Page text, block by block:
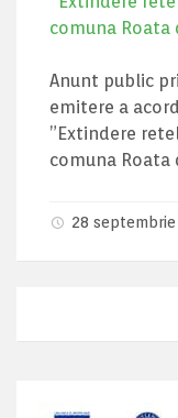
comuna Roata
Anunt public
emitere a
”Extindere
comuna Roata
28